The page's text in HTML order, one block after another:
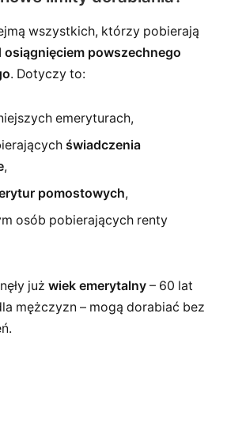
wszystkich, którzy pobierają
powszechnego
. Dotyczy to:
emeryturach,
świadczenia
,
pomostowych,
osób pobierających renty
już wiek emerytalny – 60 lat
mężczyzn – mogą dorabiać bez